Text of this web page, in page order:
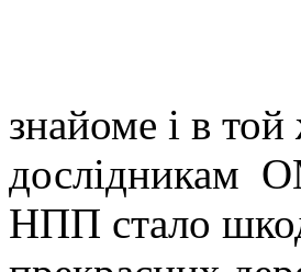
знайоме і в
дослідникам
НПП стало